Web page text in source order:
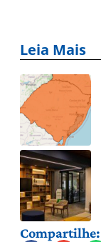
Leia Mais
Compartilhe: